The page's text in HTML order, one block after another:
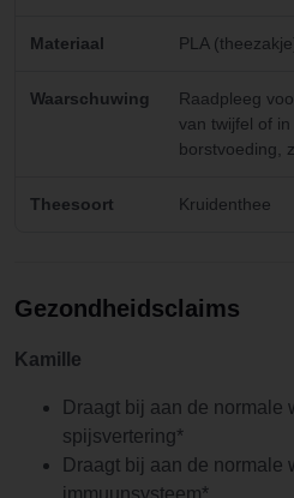
Materiaal PLA
Waarschuwing
Raadpleeg
van twijfel of
borstvoeding,
Theesoort Kruidenthee
Gezondheidsclaims
Kamille
Draagt bij aan de normale
spijsvertering*
Draagt bij aan de normale